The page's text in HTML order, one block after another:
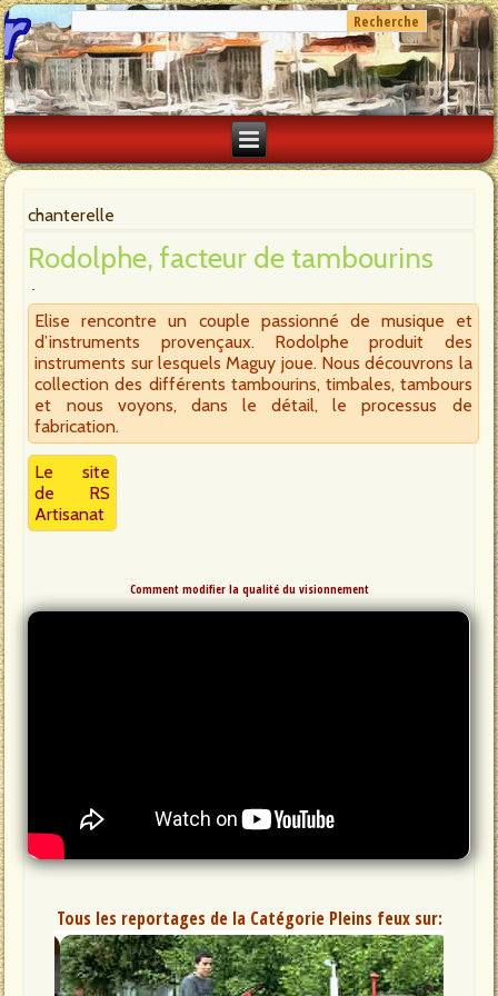
chanterelle
Rodolphe, facteur de tambourins
Elise rencontre un couple passionné de musique et
d’instruments provençaux. Rodolphe produit des
instruments sur lesquels Maguy joue. Nous découvrons la
collection des différents tambourins, timbales, tambours
et nous voyons, dans le détail, le processus de
fabrication.
Le site
de RS
Artisanat
Comment modifier la qualité du visionnement
Tous les reportages de la Catégorie Pleins feux sur: